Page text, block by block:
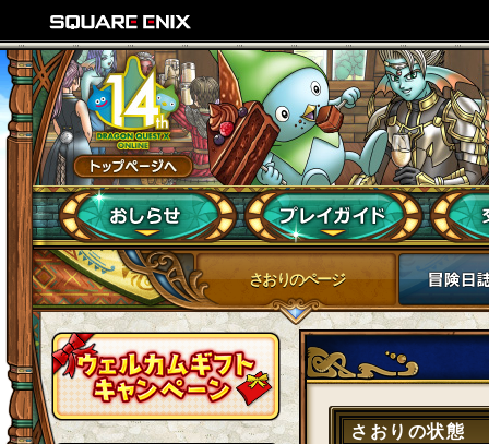
さおりのページ
さおりの状態